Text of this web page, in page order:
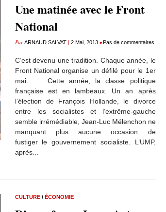
Une matinée avec le Front
National
ParARNAUD SALVAT| 2 Mai, 2013 •Pas de commentaires
C’est devenu une tradition. Chaque année, le
Front National organise un défilé pour le 1er
mai. Cette année, la classe politique
française est en lambeaux. Un an après
l’élection de François Hollande, le divorce
entre les socialistes et l’extrême-gauche
semble irrémédiable, Jean-Luc Mélenchon ne
manquant plus aucune occasion de
fustiger le gouvernement socialiste. L’UMP,
après...
CULTURE/ ÉCONOMIE